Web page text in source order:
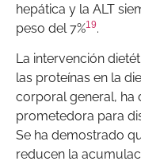
hepática y la ALT
peso del 7%19.
La intervención
las proteínas en la
corporal general, ha
prometedora para
Se ha demostrado
reducen la